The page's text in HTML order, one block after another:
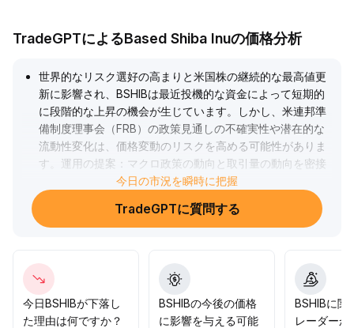
TradeGPTによるBased Shiba Inuの価格分析
世界的なリスク選好の高まりと米国株の継続的な最高値更
新に影響され、BSHIBは最近投機的な資金によって短期的
に段階的な上昇の機会が生じています。しかし、米連邦準
備制度理事会（FRB）の政策見通しの不確実性や潜在的な
流動性変化は、価格変動のリスクを高める可能性がありま
す。運用の提案：マクロ政策の動向と取引量の動向を密接
に追跡し、直近高値の突破シグナルや重要なサポートレベ
ルの割れに警戒することが重要です。テクニカルの明確な
シグナルが出るまでは、ポジション管理と明確な方向性の
今日の市況を瞬時に把握
TradeGPTに質問する
今日BSHIBが下落し
た理由は何ですか？
BSHIBの今後の価格
に影響を与える可能
BSHIBに関
レーダーか